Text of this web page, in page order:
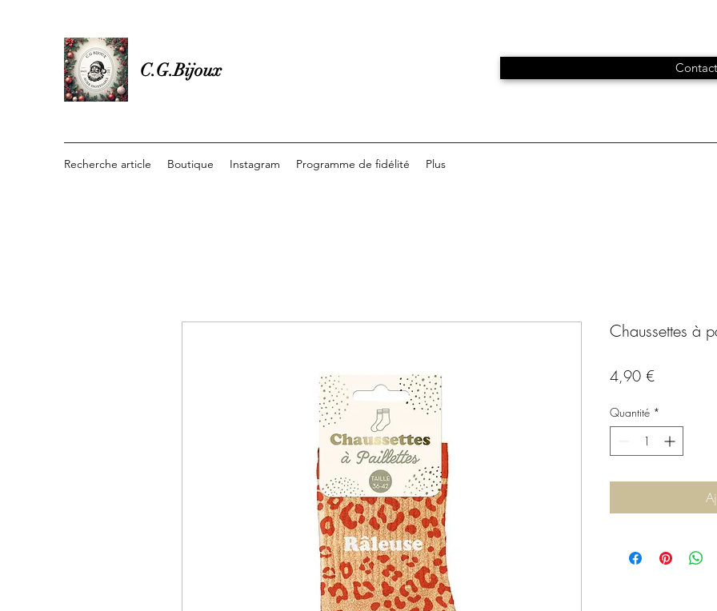
C.G.Bijoux
Recherche article Boutique Instagram Programme de fidélité Plus
Chaussettes à
4,90 €
Quantité *